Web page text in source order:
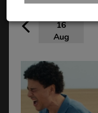
15
16
Aug